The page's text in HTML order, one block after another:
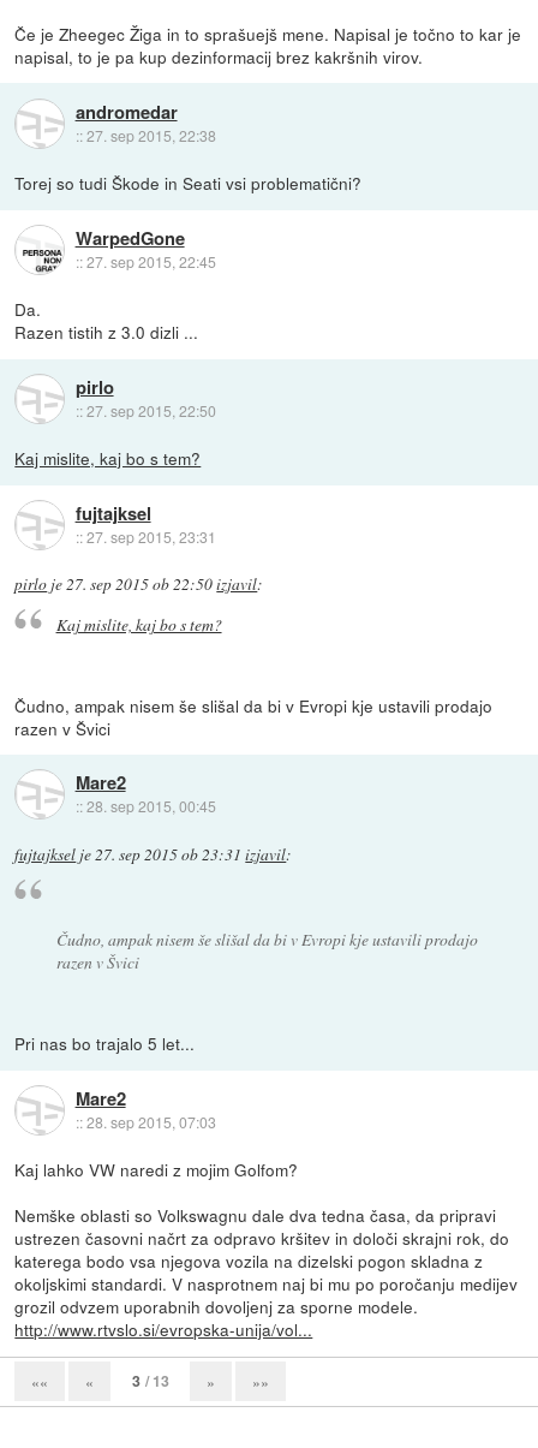
Če je Zheegec Žiga in to sprašuejš mene. Napisal je točno to kar je
napisal, to je pa kup dezinformacij brez kakršnih virov.
andromedar
::27. sep 2015, 22:38
Torej so tudi Škode in Seati vsi problematični?
WarpedGone
::27. sep 2015, 22:45
Da.
Razen tistih z 3.0 dizli ...
pirlo
::27. sep 2015, 22:50
Kaj mislite, kaj bo s tem?
fujtajksel
::27. sep 2015, 23:31
pirlo je27. sep 2015 ob 22:50izjavil:
Kaj mislite, kaj bo s tem?
Čudno, ampak nisem še slišal da bi v Evropi kje ustavili prodajo
razen v Švici
Mare2
::28. sep 2015, 00:45
fujtajksel je27. sep 2015 ob 23:31 izjavil:
Čudno, ampak nisem še slišal da bi v Evropi kje ustavili prodajo
razen v Švici
Pri nas bo trajalo 5 let...
Mare2
::28. sep 2015, 07:03
Kaj lahko VW naredi z mojim Golfom?
Nemške oblasti so Volkswagnu dale dva tedna časa, da pripravi
ustrezen časovni načrt za odpravo kršitev in določi skrajni rok, do
katerega bodo vsa njegova vozila na dizelski pogon skladna z
okoljskimi standardi. V nasprotnem naj bi mu po poročanju medijev
grozil odvzem uporabnih dovoljenj za sporne modele.
http://www.rtvslo.si/evropska-unija/vol...
«« « 3 / 13 » »»